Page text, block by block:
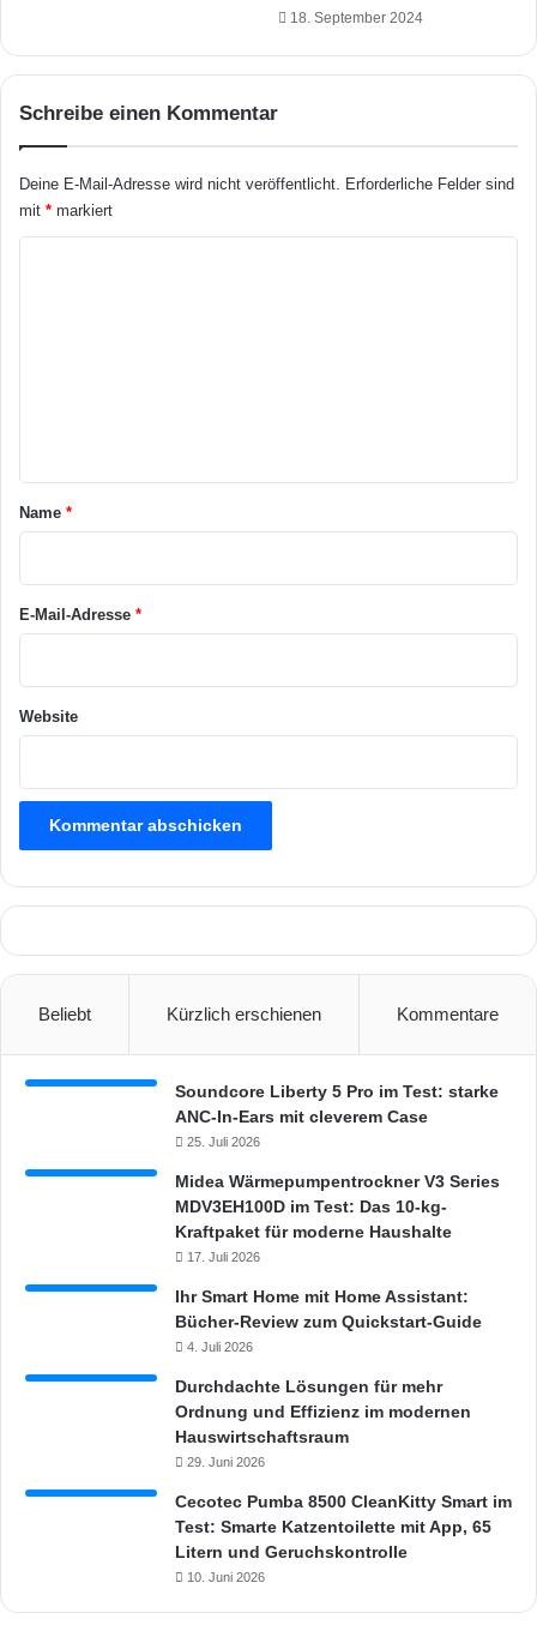
w
e
d
e
n
r
c
h
v
c
u
18. September 2024
Schreibe einen Kommentar
Deine E-Mail-Adresse wird nicht veröffentlicht. Erforderliche Felder sind
mit * markiert
a
*
Name *
E-Mail-Adresse *
Website
Beliebt Kürzlich erschienen Kommentare
Soundcore Liberty 5 Pro im Test: starke
ANC-In-Ears mit cleverem Case
25. Juli 2026
Midea Wärmepumpentrockner V3 Series
MDV3EH100D im Test: Das 10-kg-
Kraftpaket für moderne Haushalte
17. Juli 2026
Ihr Smart Home mit Home Assistant:
Bücher-Review zum Quickstart-Guide
4. Juli 2026
Durchdachte Lösungen für mehr
Ordnung und Effizienz im modernen
Hauswirtschaftsraum
29. Juni 2026
Cecotec Pumba 8500 CleanKitty Smart im
Test: Smarte Katzentoilette mit App, 65
Litern und Geruchskontrolle
10. Juni 2026